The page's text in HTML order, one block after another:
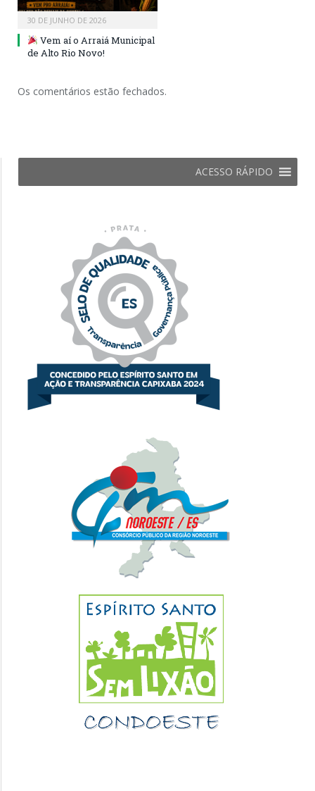
30 DE JUNHO DE 2026
Vem aí o Arraiá Municipal
de Alto Rio Novo!
Os comentários estão fechados.
ACESSO RÁPIDO